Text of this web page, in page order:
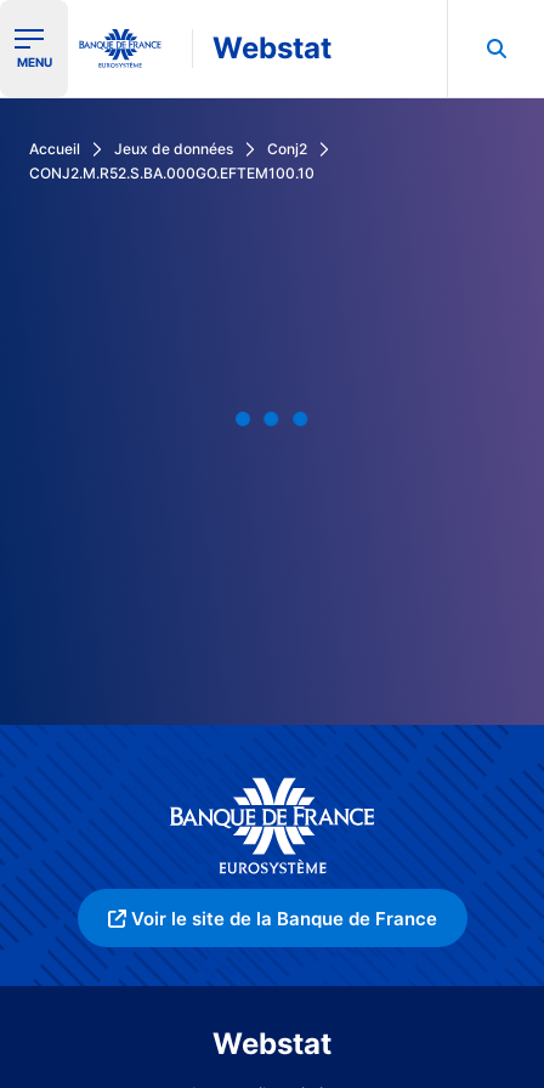
Ouvrir le menu de navigation
MENU Webstat
Accueil Jeux de données
Conj2
CONJ2.M.R52.S.BA.000GO.EFTEM100.10
Voir le site de la Banque de France
Webstat